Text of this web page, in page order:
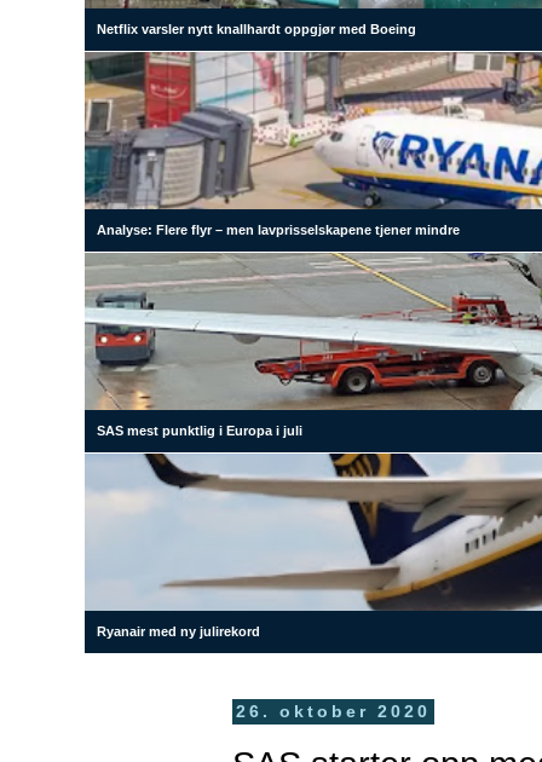
Netflix varsler nytt knallhardt oppgjør med Boeing
Analyse: Flere flyr – men lavprisselskapene tjener mindre
SAS mest punktlig i Europa i juli
Ryanair med ny julirekord
26. oktober 2020